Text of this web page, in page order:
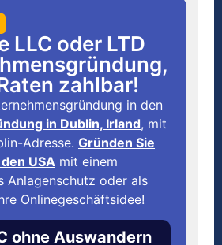
LLC oder LTD
zahlbar!
in den
in Dublin, Irland, mit
Adresse. Gründen Sie
USA mit einem
Anlagenschutz oder als
Onlinegeschäftsidee!
ohne Auswandern